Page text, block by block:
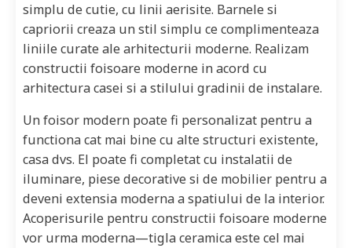
simplu de cutie, cu linii aerisite. Barnele si
capriorii creaza un stil simplu ce complimenteaza
liniile curate ale arhitecturii moderne. Realizam
constructii foisoare moderne in acord cu
arhitectura casei si a stilului gradinii de instalare.
Un foisor modern poate fi personalizat pentru a
functiona cat mai bine cu alte structuri existente,
casa dvs. El poate fi completat cu instalatii de
iluminare, piese decorative si de mobilier pentru a
deveni extensia moderna a spatiului de la interior.
Acoperisurile pentru constructii foisoare moderne
vor urma moderna—tigla ceramica este cel mai